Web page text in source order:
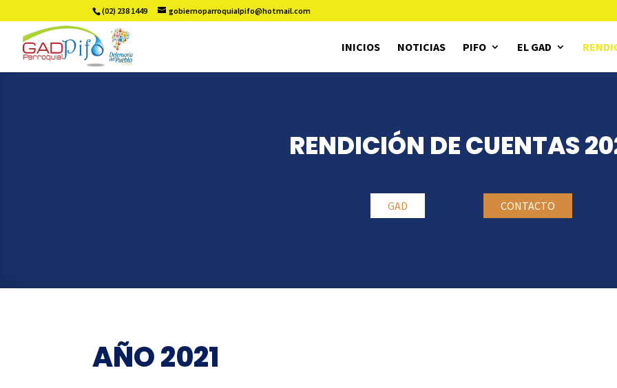
(02) 238 1449 gobiernoparroquialpifo@hotmail.com
INICIOS NOTICIAS PIFO EL GAD
RENDICIÓN DE CUENTAS
GAD CONTACTO
AÑO 2021